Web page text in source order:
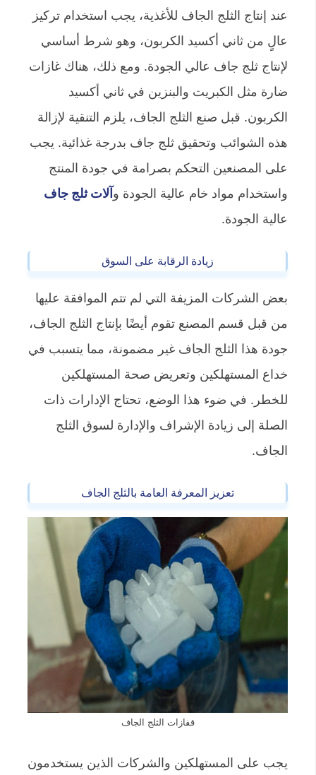
عند إنتاج الثلج الجاف للأغذية، يجب استخدام تركيز
عالٍ من ثاني أكسيد الكربون، وهو شرط أساسي
لإنتاج ثلج جاف عالي الجودة. ومع ذلك، هناك غازات
ضارة مثل الكبريت والبنزين في ثاني أكسيد
الكربون. قبل صنع الثلج الجاف، يلزم التنقية لإزالة
هذه الشوائب وتحقيق ثلج جاف بدرجة غذائية. يجب
على المصنعين التحكم بصرامة في جودة المنتج
واستخدام مواد خام عالية الجودة وآلات ثلج جاف
عالية الجودة.
زيادة الرقابة على السوق
بعض الشركات المزيفة التي لم تتم الموافقة عليها
من قبل قسم المصنع تقوم أيضًا بإنتاج الثلج الجاف،
جودة هذا الثلج الجاف غير مضمونة، مما يتسبب في
خداع المستهلكين وتعريض صحة المستهلكين
للخطر. في ضوء هذا الوضع، تحتاج الإدارات ذات
الصلة إلى زيادة الإشراف والإدارة لسوق الثلج
الجاف.
تعزيز المعرفة العامة بالثلج الجاف
قفازات الثلج الجاف
يجب على المستهلكين والشركات الذين يستخدمون